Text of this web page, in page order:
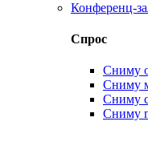
Конференц-
Спрос
Сниму
Сниму
Сниму
Сниму